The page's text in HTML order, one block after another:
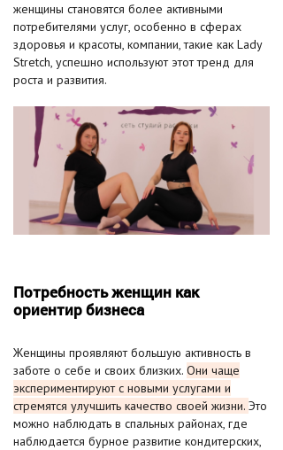
женщины становятся более активными
потребителями услуг, особенно в сферах
здоровья и красоты, компании, такие как Lady
Stretch, успешно используют этот тренд для
роста и развития.
Потребность женщин как
ориентир бизнеса
Женщины проявляют большую активность в
заботе о себе и своих близких. Они чаще
экспериментируют с новыми услугами и
стремятся улучшить качество своей жизни. Это
можно наблюдать в спальных районах, где
наблюдается бурное развитие кондитерских,